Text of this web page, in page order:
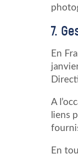
7.
En
A
liens
En